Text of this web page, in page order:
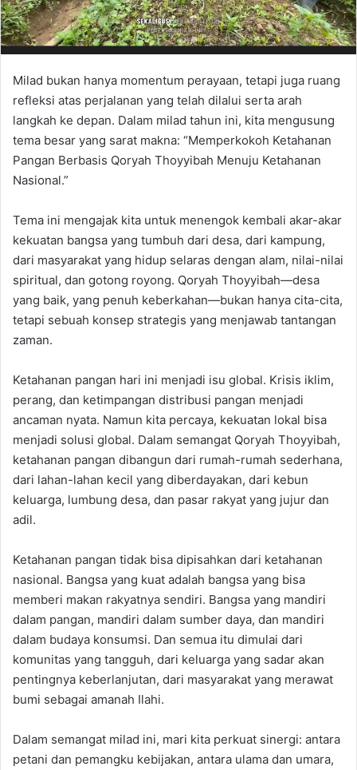
Milad bukan hanya momentum perayaan, tetapi juga ruang
refleksi atas perjalanan yang telah dilalui serta arah
langkah ke depan. Dalam milad tahun ini, kita mengusung
tema besar yang sarat makna: “Memperkokoh Ketahanan
Pangan Berbasis Qoryah Thoyyibah Menuju Ketahanan
Nasional.”
Tema ini mengajak kita untuk menengok kembali akar-akar
kekuatan bangsa yang tumbuh dari desa, dari kampung,
dari masyarakat yang hidup selaras dengan alam, nilai-nilai
spiritual, dan gotong royong. Qoryah Thoyyibah—desa
yang baik, yang penuh keberkahan—bukan hanya cita-cita,
tetapi sebuah konsep strategis yang menjawab tantangan
zaman.
Ketahanan pangan hari ini menjadi isu global. Krisis iklim,
perang, dan ketimpangan distribusi pangan menjadi
ancaman nyata. Namun kita percaya, kekuatan lokal bisa
menjadi solusi global. Dalam semangat Qoryah Thoyyibah,
ketahanan pangan dibangun dari rumah-rumah sederhana,
dari lahan-lahan kecil yang diberdayakan, dari kebun
keluarga, lumbung desa, dan pasar rakyat yang jujur dan
adil.
Ketahanan pangan tidak bisa dipisahkan dari ketahanan
nasional. Bangsa yang kuat adalah bangsa yang bisa
memberi makan rakyatnya sendiri. Bangsa yang mandiri
dalam pangan, mandiri dalam sumber daya, dan mandiri
dalam budaya konsumsi. Dan semua itu dimulai dari
komunitas yang tangguh, dari keluarga yang sadar akan
pentingnya keberlanjutan, dari masyarakat yang merawat
bumi sebagai amanah Ilahi.
Dalam semangat milad ini, mari kita perkuat sinergi: antara
petani dan pemangku kebijakan, antara ulama dan umara,